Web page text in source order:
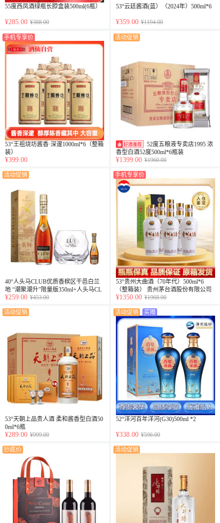
55度西凤酒绿瓶长脖盒装500ml(6瓶）
¥285.00 ¥388.00
53°云廷酱酒(蓝）（2024年）500ml*6
¥359.00 ¥1194.00
手机专享价
53°王祖烧坊酱香·深邃1000ml*6（整箱
装）
¥399.00
活动促销
52度五粮液专卖店1995 浓
香型白酒52度500ml*6瓶装
¥1399.00 ¥1960.00
活动促销
40°人头马CLUB优质香槟区干邑白兰
地 “潮聚潮升”限量版350ml+人头马CL
UB干邑杯+ 40°法国人头马CLUB干邑
¥259.00 ¥453.00
手机专享价
53°贵州大曲酒（70年代）500ml*6
（整箱装） 贵州茅台酒股份有限公司
出品
¥1350.00 ¥1968.00
活动促销
53°天朝上品贵人酒 柔和酱香型白酒50
0ml*6瓶
¥289.00 ¥999.00
活动促销 买赠
52°洋河百年洋河(G30)500ml *2
¥338.00 ¥596.00
抄底价 活动促销